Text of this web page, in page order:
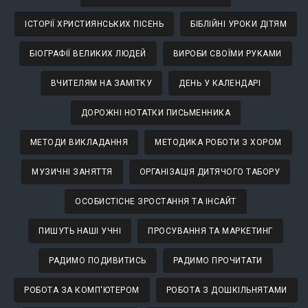
ІСТОРІЇ ХРИСТИЯНСЬКИХ ПІСЕНЬ БІБЛІЙНІ УРОКИ ДІТЯМ
БІОГРАФІЇ ВЕЛИКИХ ЛЮДЕЙ ВИРОБИ СВОЇМИ РУКАМИ
ВЧИТЕЛЯМ НА ЗАМІТКУ ДЕНЬ У КАЛЕНДАРІ
ДОРОЖНІ НОТАТКИ ПИСЬМЕННИКА
МЕТОДИ ВИКЛАДАННЯ МЕТОДИКА РОБОТИ З ХОРОМ
МУЗИЧНІ ЗАНЯТТЯ ОРГАНІЗАЦІЯ ДИТЯЧОГО ТАБОРУ
ОСОБИСТІСНЕ ЗРОСТАННЯ ТА ІНСАЙТ
ПИШУТЬ НАШІ УЧНІ ПРОСУВАННЯ ТА МАРКЕТИНГ
РАДИМО ПОДИВИТИСЬ РАДИМО ПРОЧИТАТИ
РОБОТА ЗА КОМП'ЮТЕРОМ РОБОТА З ДОШКІЛЬНЯТАМИ